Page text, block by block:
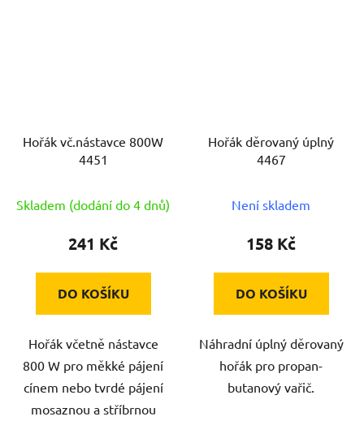
Hořák vč.nástavce 800W
4451
Skladem (dodání do 4 dnů)
241 Kč
DO KOŠÍKU
Hořák včetně nástavce
800 W pro měkké pájení
cínem nebo tvrdé pájení
mosaznou a stříbrnou
Hořák děrovaný úplný
4467
Není skladem
158 Kč
DO KOŠÍKU
Náhradní úplný děrovaný
hořák pro propan-
butanový vařič.